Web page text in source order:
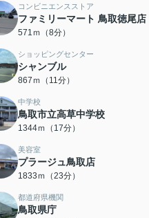
コンビニエンスストア
ファミリーマート 鳥取徳尾店
571ｍ（8分）
ショッピングセンター
シャンブル
867ｍ（11分）
中学校
鳥取市立高草中学校
1344ｍ（17分）
美容室
プラージュ鳥取店
1833ｍ（23分）
都道府県機関
鳥取県庁